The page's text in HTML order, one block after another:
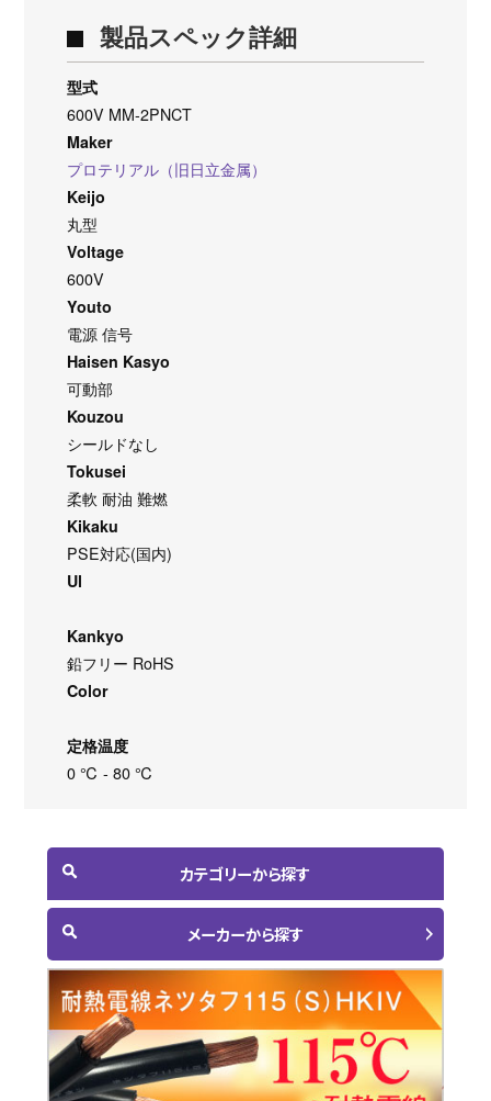
製品スペック詳細
型式
600V MM-2PNCT
Maker
プロテリアル（旧日立金属）
Keijo
丸型
Voltage
600V
Youto
電源 信号
Haisen Kasyo
可動部
Kouzou
シールドなし
Tokusei
柔軟 耐油 難燃
Kikaku
PSE対応(国内)
Ul
Kankyo
鉛フリー RoHS
Color
定格温度
0 ℃ - 80 ℃
カテゴリーから探す
メーカーから探す